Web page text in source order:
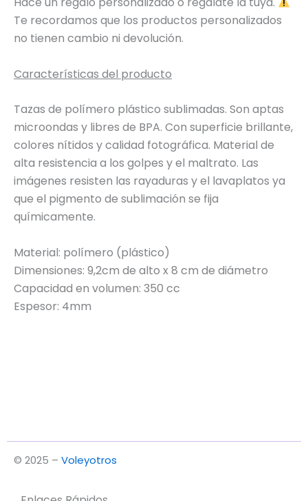
Te recordamos que los productos personalizados
no tienen cambio ni devolución.
Características del producto
Tazas de polímero plástico sublimadas. Son aptas
microondas y libres de BPA. Con superficie brillante,
colores nítidos y calidad fotográfica. Material de
alta resistencia a los golpes y el maltrato. Las
imágenes resisten las rayaduras y el lavaplatos ya
que el pigmento de sublimación se fija
químicamente.
Material: polímero (plástico)
Dimensiones: 9,2cm de alto x 8 cm de diámetro
Capacidad en volumen: 350 cc
Espesor: 4mm
© 2025 – Voleyotros